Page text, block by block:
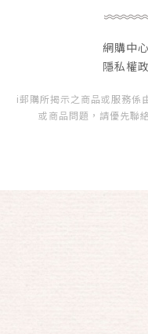
網購中心
隱私權
i郵購所揭示之商品或服務係
或商品問題，請優先聯